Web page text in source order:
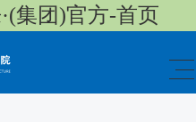
集团)官方-首页